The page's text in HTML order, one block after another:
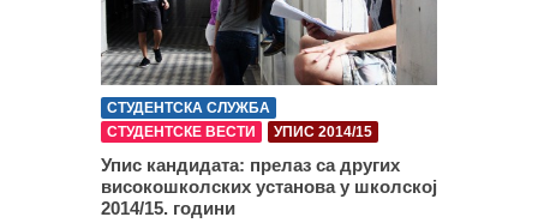
СТУДЕНТСКА СЛУЖБА
СТУДЕНТСКЕ ВЕСТИ
УПИС 2014/15
Упис кандидата: прелаз са других
високошколских установа у школској
2014/15. години